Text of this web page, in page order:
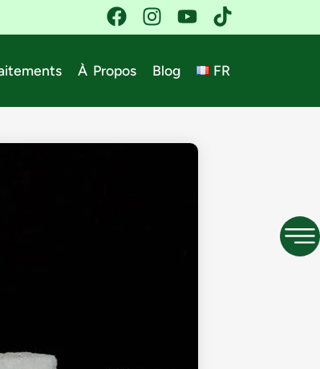
À Propos Blog FR